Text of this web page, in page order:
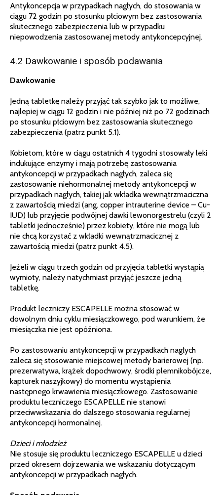
Antykoncepcja w przypadkach nagłych, do stosowania w
ciągu 72 godzin po stosunku płciowym bez zastosowania
skutecznego zabezpieczenia lub w przypadku
niepowodzenia zastosowanej metody antykoncepcyjnej.
4.2 Dawkowanie i sposób podawania
Dawkowanie
Jedną tabletkę należy przyjąć tak szybko jak to możliwe,
najlepiej w ciągu 12 godzin i nie później niż po 72 godzinach
po stosunku płciowym bez zastosowania skutecznego
zabezpieczenia (patrz punkt 5.1).
Kobietom, które w ciągu ostatnich 4 tygodni stosowały leki
indukujące enzymy i mają potrzebę zastosowania
antykoncepcji w przypadkach nagłych, zaleca się
zastosowanie niehormonalnej metody antykoncepcji w
przypadkach nagłych, takiej jak wkładka wewnątrzmaciczna
z zawartością miedzi (ang. copper intrauterine device – Cu-
IUD) lub przyjęcie podwójnej dawki lewonorgestrelu (czyli 2
tabletki jednocześnie) przez kobiety, które nie mogą lub
nie chcą korzystać z wkładki wewnątrzmacicznej z
zawartością miedzi (patrz punkt 4.5).
Jeżeli w ciągu trzech godzin od przyjęcia tabletki wystąpią
wymioty, należy natychmiast przyjąć jeszcze jedną
tabletkę.
Produkt leczniczy ESCAPELLE można stosować w
dowolnym dniu cyklu miesiączkowego, pod warunkiem, że
miesiączka nie jest opóźniona.
Po zastosowaniu antykoncepcji w przypadkach nagłych
zaleca się stosowanie miejscowej metody barierowej (np.
prezerwatywa, krążek dopochwowy, środki plemnikobójcze,
kapturek naszyjkowy) do momentu wystąpienia
następnego krwawienia miesiączkowego. Zastosowanie
produktu leczniczego ESCAPELLE nie stanowi
przeciwwskazania do dalszego stosowania regularnej
antykoncepcji hormonalnej.
Dzieci i młodzież
Nie stosuje się produktu leczniczego ESCAPELLE u dzieci
przed okresem dojrzewania we wskazaniu dotyczącym
antykoncepcji w przypadkach nagłych.